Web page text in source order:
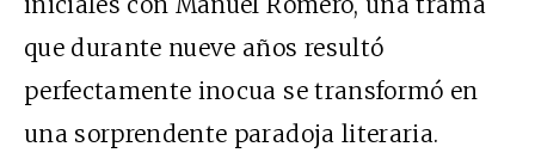
que durante nueve años resultó
perfectamente inocua se transformó en
una sorprendente paradoja literaria.